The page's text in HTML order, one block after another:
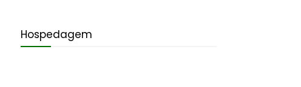
Hospedagem